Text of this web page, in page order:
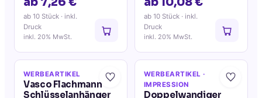
ab 10 Stück · inkl.
Druck
inkl. 20% MwSt.
ab 10 Stück · inkl.
Druck
inkl. 20% MwSt.
WERBEARTIKEL
Vasco Flachmann
Schlüsselanhänger
WERBEARTIKEL ·
IMPRESSION
Doppelwandiger